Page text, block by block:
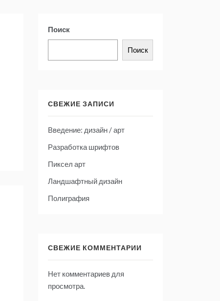
Поиск
Поиск
СВЕЖИЕ ЗАПИСИ
Введение: дизайн / арт
Разработка шрифтов
Пиксел арт
Ландшафтный дизайн
Полиграфия
СВЕЖИЕ КОММЕНТАРИИ
Нет комментариев для
просмотра.